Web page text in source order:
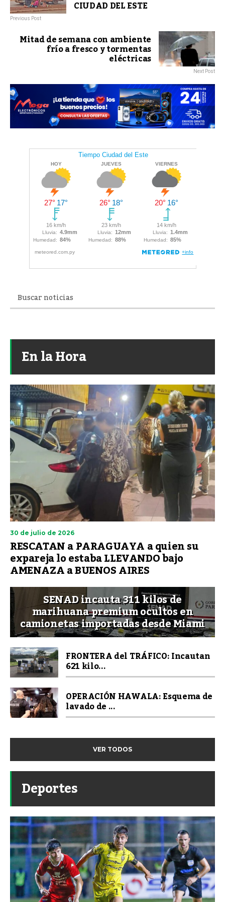
CIUDAD DEL ESTE
Previous Post
Mitad de semana con ambiente
frío a fresco y tormentas
eléctricas
Next Post
En la Hora
30 de julio de 2026
RESCATAN a PARAGUAYA a quien su
expareja lo estaba LLEVANDO bajo
AMENAZA a BUENOS AIRES
SENAD incauta 311 kilos de
marihuana premium ocultos en
camionetas importadas desde Miami
FRONTERA del TRÁFICO: Incautan
621 kilo...
OPERACIÓN HAWALA: Esquema de
lavado de ...
VER TODOS
Deportes